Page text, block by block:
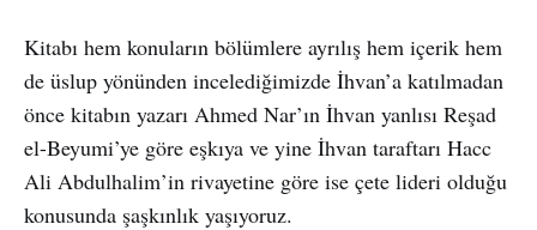
Kitabı hem konuların bölümlere ayrılış hem içerik hem
de üslup yönünden incelediğimizde İhvan’a katılmadan
önce kitabın yazarı Ahmed Nar’ın İhvan yanlısı Reşad
el-Beyumi’ye göre eşkıya ve yine İhvan taraftarı Hacc
Ali Abdulhalim’in rivayetine göre ise çete lideri olduğu
konusunda şaşkınlık yaşıyoruz.